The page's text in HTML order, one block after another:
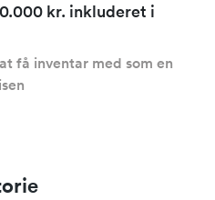
kr. inkluderet i
få inventar med som en